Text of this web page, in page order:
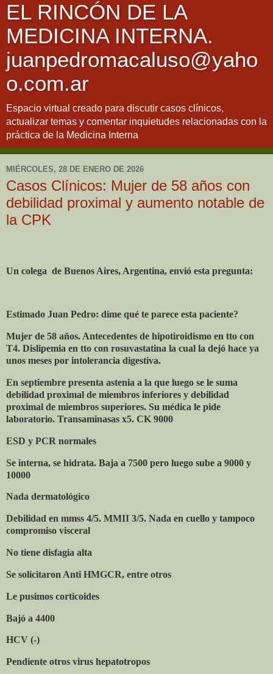
EL RINCÓN DE LA
MEDICINA INTERNA.
juanpedromacaluso@yaho
o.com.ar
Espacio virtual creado para discutir casos clínicos,
actualizar temas y comentar inquietudes relacionadas con la
práctica de la Medicina Interna
MIÉRCOLES, 28 DE ENERO DE 2026
Casos Clínicos: Mujer de 58 años con
debilidad proximal y aumento notable de
la CPK
Un colega de Buenos Aires, Argentina, envió esta pregunta:
Estimado Juan Pedro: dime qué te parece esta paciente?
Mujer de 58 años. Antecedentes de hipotiroidismo en tto con
T4. Dislipemia en tto con rosuvastatina la cual la dejó hace ya
unos meses por intolerancia digestiva.
En septiembre presenta astenia a la que luego se le suma
debilidad proximal de miembros inferiores y debilidad
proximal de miembros superiores. Su médica le pide
laboratorio. Transaminasas x5. CK 9000
ESD y PCR normales
Se interna, se hidrata. Baja a 7500 pero luego sube a 9000 y
10000
Nada dermatológico
Debilidad en mmss 4/5. MMII 3/5. Nada en cuello y tampoco
compromiso visceral
No tiene disfagia alta
Se solicitaron Anti HMGCR, entre otros
Le pusimos corticoides
Bajó a 4400
HCV (-)
Pendiente otros virus hepatotropos